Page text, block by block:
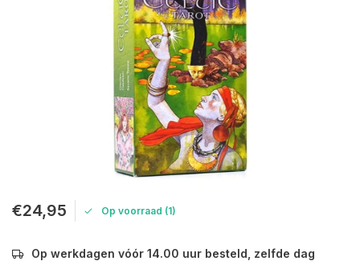
€24,95 Op voorraad (1)
Op werkdagen vóór 14.00 uur besteld, zelfde dag